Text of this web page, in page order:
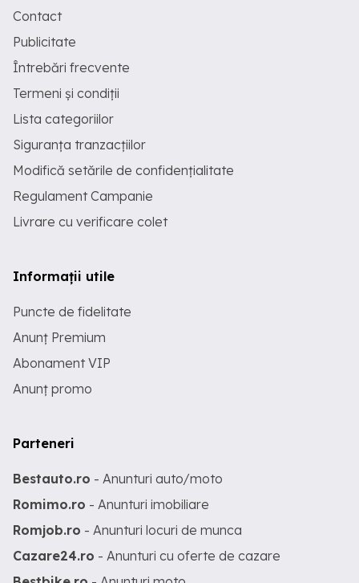
Contact
Publicitate
Întrebări frecvente
Termeni și condiții
Lista categoriilor
Siguranța tranzacțiilor
Modifică setările de confidențialitate
Regulament Campanie
Livrare cu verificare colet
Informații utile
Puncte de fidelitate
Anunț Premium
Abonament VIP
Anunț promo
Parteneri
Bestauto.ro - Anunturi auto/moto
Romimo.ro - Anunturi imobiliare
Romjob.ro - Anunturi locuri de munca
Cazare24.ro - Anunturi cu oferte de cazare